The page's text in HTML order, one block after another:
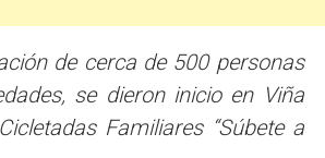
de cerca de 500 personas
se dieron inicio en Viña
Familiares “Súbete a